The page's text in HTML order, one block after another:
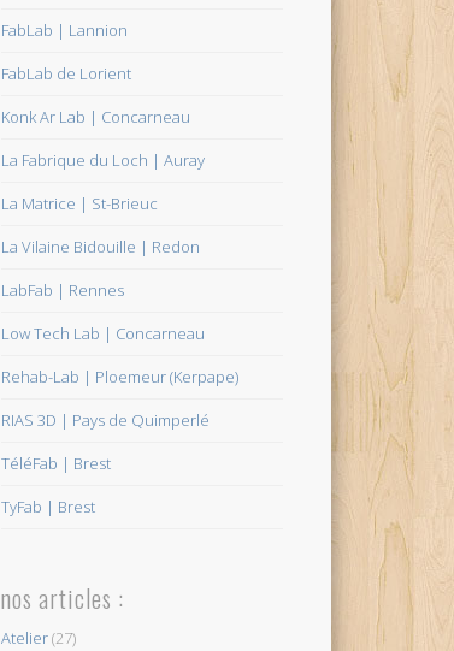
FabLab | Lannion
FabLab de Lorient
Konk Ar Lab | Concarneau
La Fabrique du Loch | Auray
La Matrice | St-Brieuc
La Vilaine Bidouille | Redon
LabFab | Rennes
Low Tech Lab | Concarneau
Rehab-Lab | Ploemeur (Kerpape)
RIAS 3D | Pays de Quimperlé
TéléFab | Brest
TyFab | Brest
nos articles :
Atelier(27)